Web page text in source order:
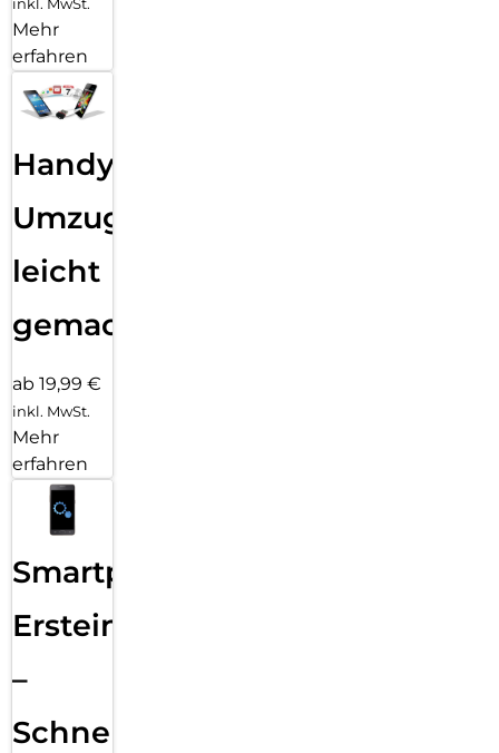
Mehr
erfahren
Handy
Umzug
leicht
gemacht!
ab 19,99 €
inkl. MwSt.
Mehr
erfahren
Smartphone
Ersteinrichtung
–
Schnelle